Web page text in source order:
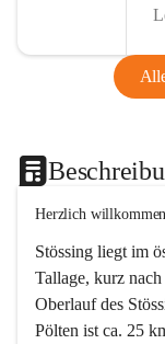
Herzlich
Stössing liegt im
Tallage, kurz
Oberlauf des
Pölten ist ca. 25